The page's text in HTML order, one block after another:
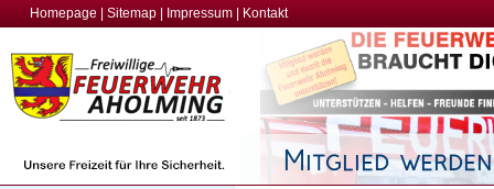
Homepage Sitemap Impressum Kontakt